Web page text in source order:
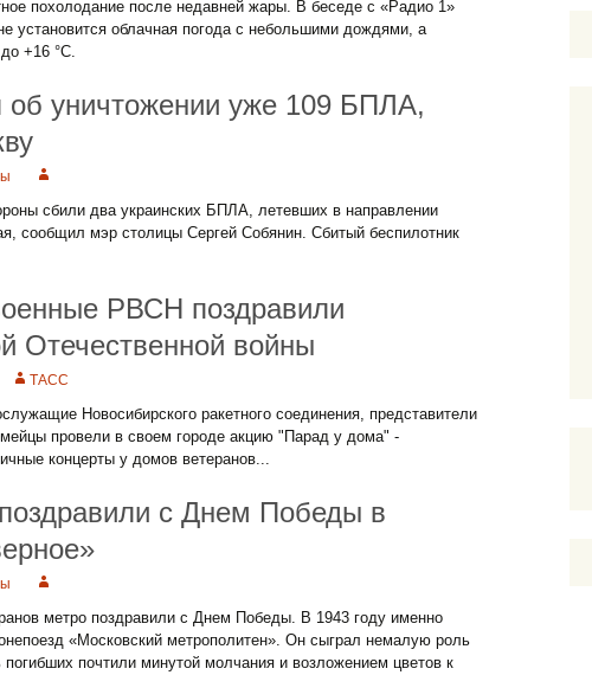
похолодание после недавней жары. В беседе с «Радио 1»
установится облачная погода с небольшими дождями, а
+16 °C.
уничтожении уже 109 БПЛА,
сбили два украинских БПЛА, летевших в направлении
сообщил мэр столицы Сергей Собянин. Сбитый беспилотник
РВСН поздравили
Отечественной войны
ТАСС
Новосибирского ракетного соединения, представители
провели в своем городе акцию "Парад у дома" -
концерты у домов ветеранов...
с Днем Победы в
метро поздравили с Днем Победы. В 1943 году именно
«Московский метрополитен». Он сыграл немалую роль
почтили минутой молчания и возложением цветов к